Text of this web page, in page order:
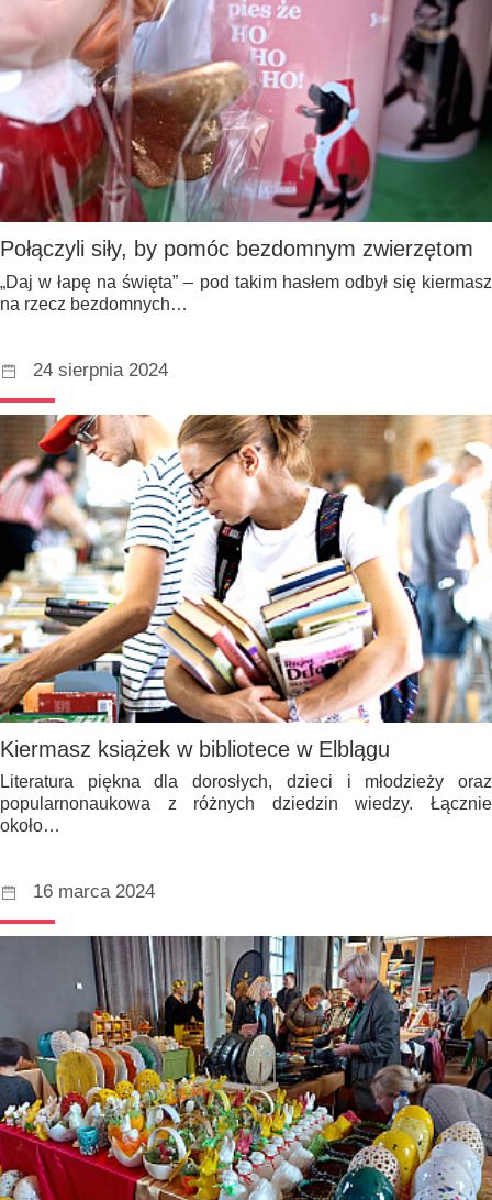
Połączyli siły, by pomóc bezdomnym zwierzętom
„Daj w łapę na święta” – pod takim hasłem odbył się kiermasz
na rzecz bezdomnych…
24 sierpnia 2024
Kiermasz książek w bibliotece w Elblągu
Literatura piękna dla dorosłych, dzieci i młodzieży oraz
popularnonaukowa z różnych dziedzin wiedzy. Łącznie
około…
16 marca 2024